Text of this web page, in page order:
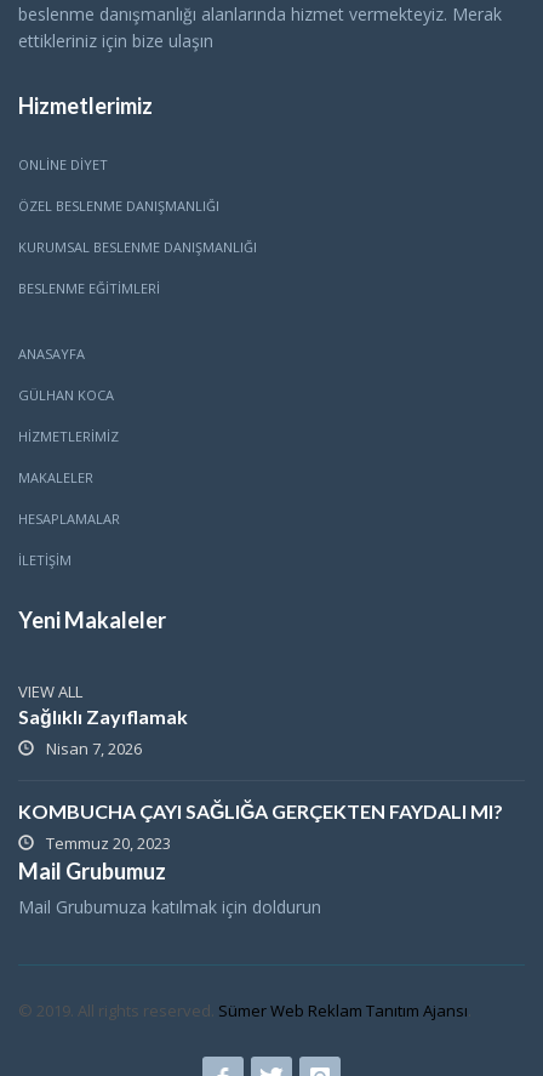
beslenme danışmanlığı alanlarında hizmet vermekteyiz. Merak
ettikleriniz için bize ulaşın
Hizmetlerimiz
ONLINE DIYET
ÖZEL BESLENME DANIŞMANLIĞI
KURUMSAL BESLENME DANIŞMANLIĞI
BESLENME EĞITIMLERI
ANASAYFA
GÜLHAN KOCA
HİZMETLERİMİZ
MAKALELER
HESAPLAMALAR
İLETİŞİM
Yeni Makaleler
VIEW ALL
Sağlıklı Zayıflamak
Nisan 7, 2026
KOMBUCHA ÇAYI SAĞLIĞA GERÇEKTEN FAYDALI MI?
Temmuz 20, 2023
Mail Grubumuz
Mail Grubumuza katılmak için doldurun
© 2019. All rights reserved. Sümer Web Reklam Tanıtım Ajansı.